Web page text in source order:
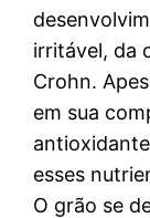
irritável, da
Crohn.
em sua
esses
O grão se